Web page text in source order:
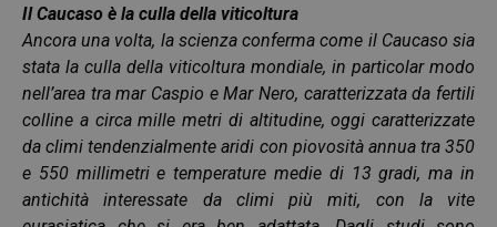
Il Caucaso è la culla della viticoltura
Ancora una volta, la scienza conferma come il Caucaso sia
stata la culla della viticoltura mondiale, in particolar modo
nell’area tra mar Caspio e Mar Nero, caratterizzata da fertili
colline a circa mille metri di altitudine, oggi caratterizzate
da climi tendenzialmente aridi con piovosità annua tra 350
e 550 millimetri e temperature medie di 13 gradi, ma in
antichità interessate da climi più miti, con la vite